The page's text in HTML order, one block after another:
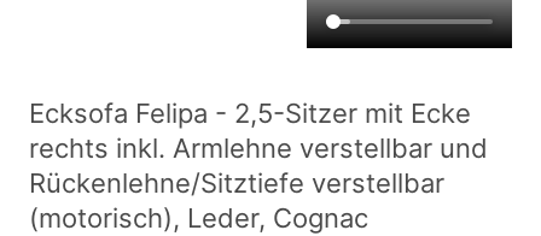
Ecksofa Felipa - 2,5-Sitzer mit Ecke
rechts inkl. Armlehne verstellbar und
Rückenlehne/Sitztiefe verstellbar
(motorisch), Leder, Cognac